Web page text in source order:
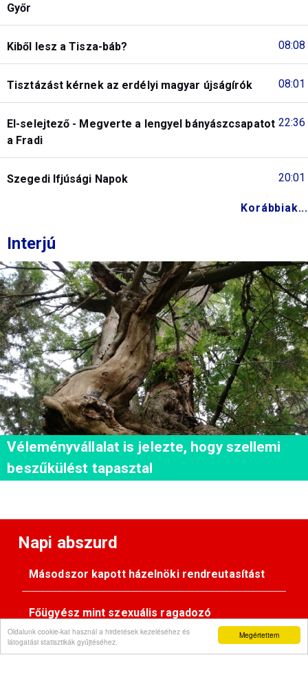
Megértettem
Oldalunk cookie-kat használ a hirdetések kezeléséhez és
látogatási statisztikák gyűjtéséhez.
Győr
08:08
Kiből lesz a Tisza-báb?
08:01
Tisztázást kérnek az erdélyi magyar újságírók
22:36
El-selejtező - Megverte a lengyel bányászcsapatot
a Fradi
20:01
Szegedi Ifjúsági Napok
Korábbiak...
Interjú
Véleményvállalat is jelezte, hogy szellemi
beszűkülést tapasztal
Napi abszurd
Másodszor kapott házelnöki rendreutasítást
Főügyész mint szexuális ragadozó
Pimasz önkényúr